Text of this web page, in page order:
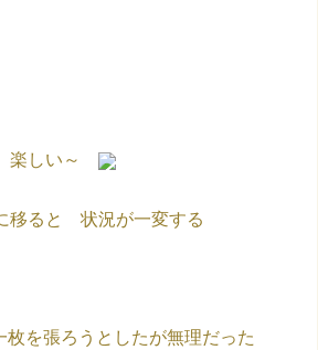
しい～
移ると 状況が一変する
を張ろうとしたが無理だった